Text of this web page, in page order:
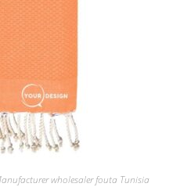
wholesaler fouta Tunisia